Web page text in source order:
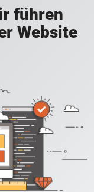
führen
Website